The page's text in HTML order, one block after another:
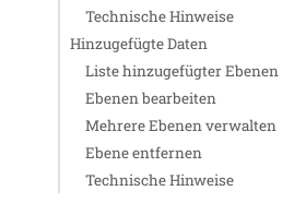
Technische Hinweise
Hinzugefügte Daten
Liste hinzugefügter Ebenen
Ebenen bearbeiten
Mehrere Ebenen verwalten
Ebene entfernen
Technische Hinweise